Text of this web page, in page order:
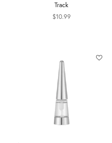
Track
促銷價
$10.99